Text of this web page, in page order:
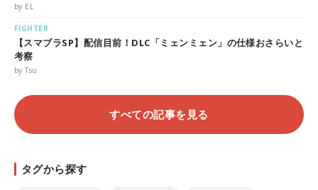
by EL
FIGHTER
【スマブラSP】配信目前！DLC「ミェンミェン」の仕様おさらいと
考察
by Tsu
すべての記事を見る
タグから探す